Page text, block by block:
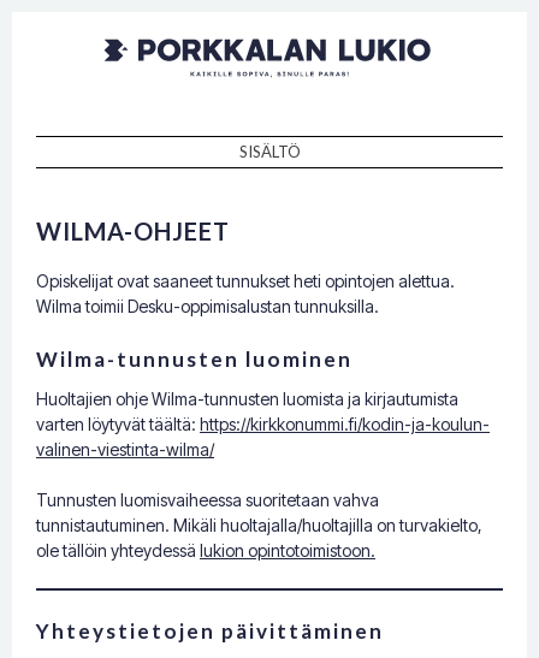
Porkkalan
lukio
Kaikille sopiva, sinulle paras!
SISÄLTÖ
WILMA-OHJEET
Opiskelijat ovat saaneet tunnukset heti opintojen alettua.
Wilma toimii Desku-oppimisalustan tunnuksilla.
Wilma-tunnusten luominen
Huoltajien ohje Wilma-tunnusten luomista ja kirjautumista
varten löytyvät täältä: https://kirkkonummi.fi/kodin-ja-koulun-
valinen-viestinta-wilma/
Tunnusten luomisvaiheessa suoritetaan vahva
tunnistautuminen. Mikäli huoltajalla/huoltajilla on turvakielto,
ole tällöin yhteydessä lukion opintotoimistoon.
Yhteystietojen päivittäminen